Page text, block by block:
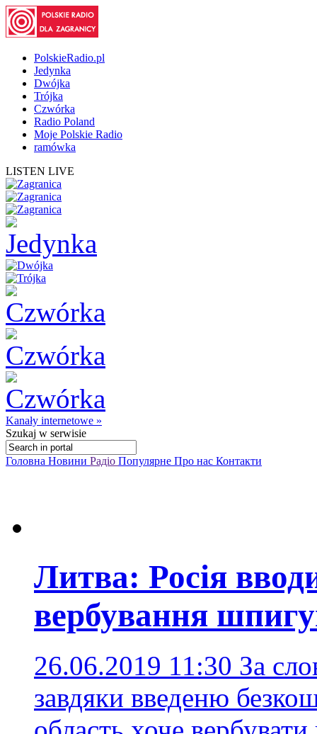
PolskieRadio.pl
Jedynka
Dwójka
Trójka
Czwórka
Radio Poland
Moje Polskie Radio
ramówka
LISTEN LIVE
Kanały internetowe »
Szukaj w serwisie
Головна Новини Радіо Популярне Про нас Контакти
Литва: Росія
вербування
26.06.2019 11:30 За
завдяки введеню